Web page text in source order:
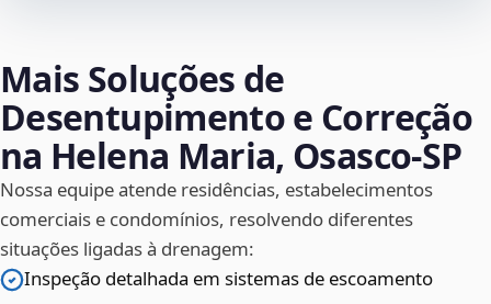
Mais Soluções de
Desentupimento e Correção
na Helena Maria, Osasco‑SP
Nossa equipe atende residências, estabelecimentos
comerciais e condomínios, resolvendo diferentes
situações ligadas à drenagem:
Inspeção detalhada em sistemas de escoamento